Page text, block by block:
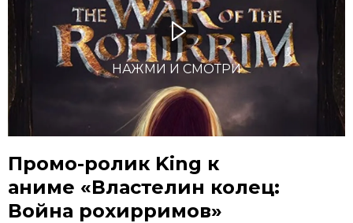
НАЖМИ И СМОТРИ
Промо-ролик King к
аниме «Властелин колец:
Война рохирримов»